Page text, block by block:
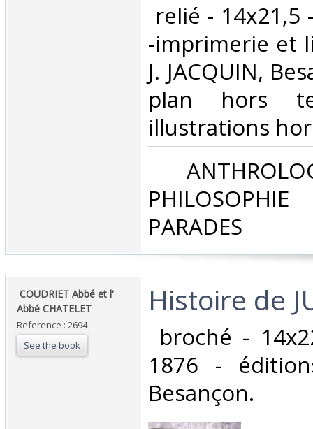
relié -
-imprimerie et
J. JACQUIN,
plan hors
illustrations
PHILOSOPHIE
PARADES‎
‎ COUDRIET Abbé et l'
Abbé CHATELET‎
Reference : 2694
See the book
‎Histoire de
broché -
1876 -
Besançon.‎